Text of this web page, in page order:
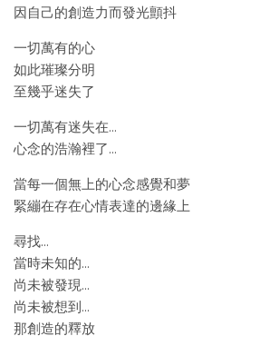
因自己的創造力而發光顫抖
一切萬有的心
如此璀璨分明
至幾乎迷失了
一切萬有迷失在…
心念的浩瀚裡了…
當每一個無上的心念感覺和夢
緊繃在存在心情表達的邊緣上
尋找…
當時未知的…
尚未被發現…
尚未被想到…
那創造的釋放